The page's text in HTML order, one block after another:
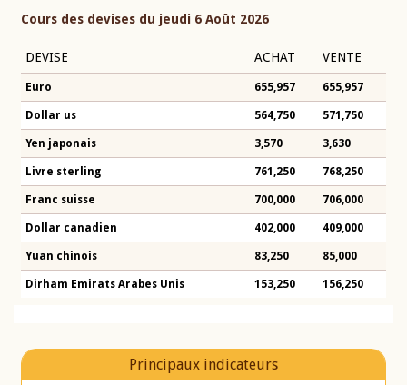
Cours des devises du jeudi 6 Août 2026
DEVISE ACHAT VENTE
Euro 655,957 655,957
Dollar us 564,750 571,750
Yen japonais 3,570 3,630
Livre sterling 761,250 768,250
Franc suisse 700,000 706,000
Dollar canadien 402,000 409,000
Yuan chinois 83,250 85,000
Dirham Emirats Arabes Unis 153,250 156,250
Principaux indicateurs